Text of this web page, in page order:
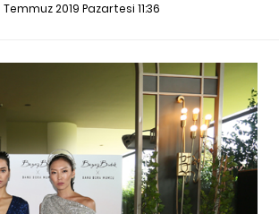
Temmuz 2019 Pazartesi 11:36